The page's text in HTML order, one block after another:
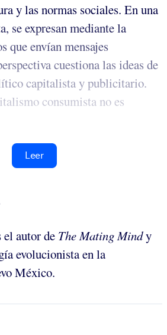
y las normas sociales. En una
se expresan mediante la
que envían mensajes
cuestiona las ideas de
capitalista y publicitario.
consumista no es
Leer
el autor de The Mating Mindy
evolucionista en la
México.